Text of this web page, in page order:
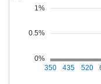
350 435 520
0%
0.5%
1%